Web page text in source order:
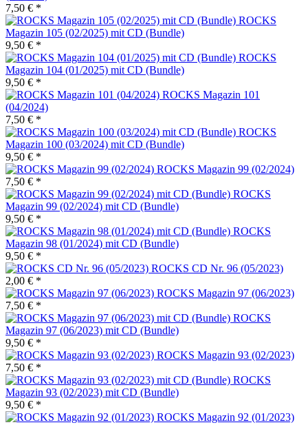
7,50 € *
ROCKS
Magazin 105 (02/2025) mit CD (Bundle)
9,50 € *
ROCKS
Magazin 104 (01/2025) mit CD (Bundle)
9,50 € *
ROCKS Magazin 101
(04/2024)
7,50 € *
ROCKS
Magazin 100 (03/2024) mit CD (Bundle)
9,50 € *
ROCKS Magazin 99 (02/2024)
7,50 € *
ROCKS
Magazin 99 (02/2024) mit CD (Bundle)
9,50 € *
ROCKS
Magazin 98 (01/2024) mit CD (Bundle)
9,50 € *
ROCKS CD Nr. 96 (05/2023)
2,00 € *
ROCKS Magazin 97 (06/2023)
7,50 € *
ROCKS
Magazin 97 (06/2023) mit CD (Bundle)
9,50 € *
ROCKS Magazin 93 (02/2023)
7,50 € *
ROCKS
Magazin 93 (02/2023) mit CD (Bundle)
9,50 € *
ROCKS Magazin 92 (01/2023)